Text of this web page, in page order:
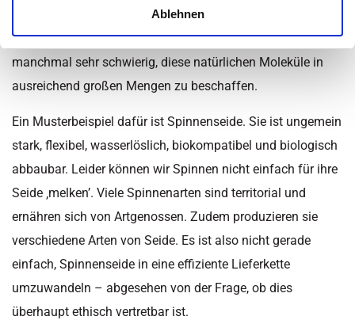
Ablehnen
Kosmetikindustrie und der Lebensmittelherstellung
verwenden, sind natürlichen Ursprungs. Es ist jedoch
manchmal sehr schwierig, diese natürlichen Moleküle in
ausreichend großen Mengen zu beschaffen.
Ein Musterbeispiel dafür ist Spinnenseide. Sie ist ungemein
stark, flexibel, wasserlöslich, biokompatibel und biologisch
abbaubar. Leider können wir Spinnen nicht einfach für ihre
Seide ‚melken’. Viele Spinnenarten sind territorial und
ernähren sich von Artgenossen. Zudem produzieren sie
verschiedene Arten von Seide. Es ist also nicht gerade
einfach, Spinnenseide in eine effiziente Lieferkette
umzuwandeln – abgesehen von der Frage, ob dies
überhaupt ethisch vertretbar ist.